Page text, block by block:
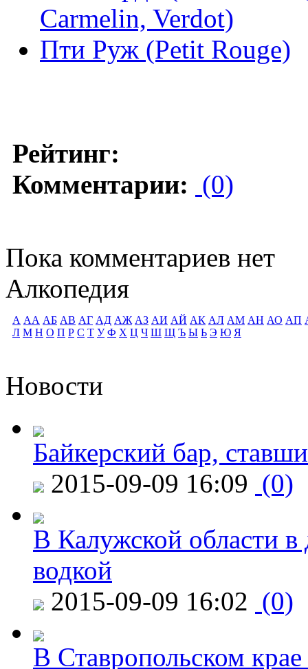
Carmelin, Verdot)
Пти Руж (Petit Rouge)
Рейтинг:
Комментарии: (0)
Пока комментариев нет
Алкопедия
А АА АБ АВ АГ АД АЖ АЗ АИ АЙ АК АЛ АМ АН АО АП
Л М Н О П Р С Т У Ф Х Ц Ч Ш Щ Ъ Ы Ь Э Ю Я
Новости
Байкерский бар,
2015-09-09 16:09 (0)
В Калужской области в
водкой
2015-09-09 16:02 (0)
В Ставропольском